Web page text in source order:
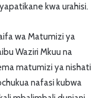
kwa urahisi.
wa Matumizi ya
Waziri Mkuu na
matumizi ya nishati
nafasi kubwa